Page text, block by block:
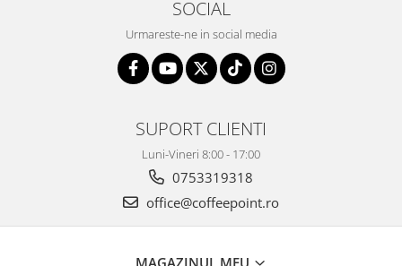
SOCIAL
Urmareste-ne in social media
SUPORT CLIENTI
Luni-Vineri 8:00 - 17:00
0753319318
office@coffeepoint.ro